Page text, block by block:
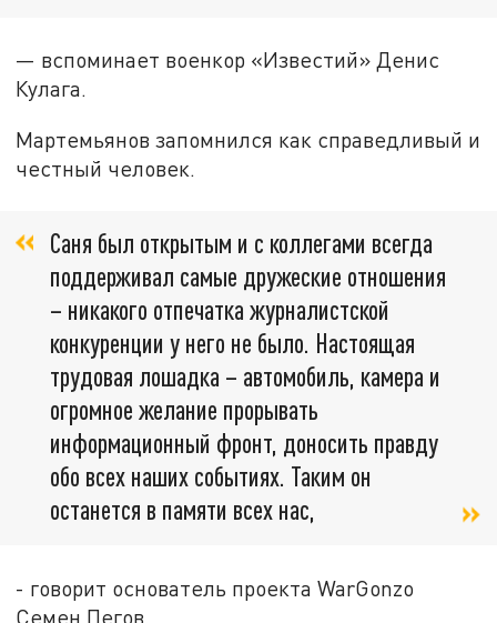
— вспоминает военкор «Известий» Денис
Кулага.
Мартемьянов запомнился как справедливый и
честный человек.
Саня был открытым и с коллегами всегда
поддерживал самые дружеские отношения
– никакого отпечатка журналистской
конкуренции у него не было. Настоящая
трудовая лошадка – автомобиль, камера и
огромное желание прорывать
информационный фронт, доносить правду
обо всех наших событиях. Таким он
останется в памяти всех нас,
- говорит основатель проекта WarGonzo
Семен Пегов.